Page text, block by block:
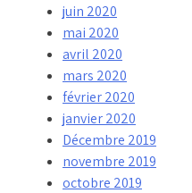
juin 2020
mai 2020
avril 2020
mars 2020
février 2020
janvier 2020
Décembre 2019
novembre 2019
octobre 2019